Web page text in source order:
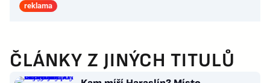
reklama
ČLÁNKY Z JINÝCH TITULŮ